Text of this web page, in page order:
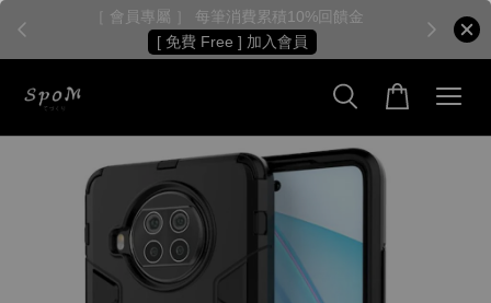
［ 會員專屬 ］ 每筆消費累積10%回饋金
[ 免費 Free ] 加入會員